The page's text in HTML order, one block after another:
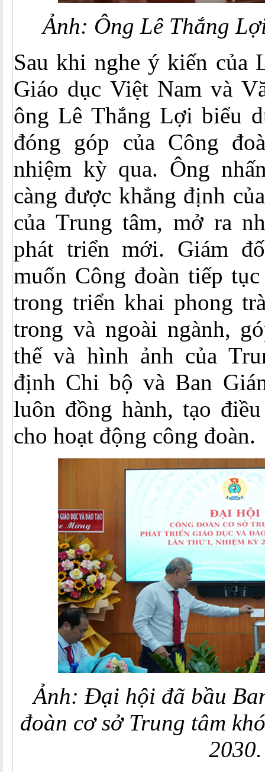
Ảnh: Ông Lê Thắng
Sau khi nghe ý kiến của
Giáo dục Việt Nam và
ông Lê Thắng Lợi biểu
đóng góp của Công
nhiệm kỳ qua. Ông
càng được khẳng định
của Trung tâm, mở ra
phát triển mới. Giám
muốn Công đoàn tiếp
trong triển khai phong
trong và ngoài ngành,
thế và hình ảnh của
định Chi bộ và Ban
luôn đồng hành, tạo
cho hoạt động công đoàn.
Ảnh: Đại hội đã bầu
đoàn cơ sở Trung tâm
2030.